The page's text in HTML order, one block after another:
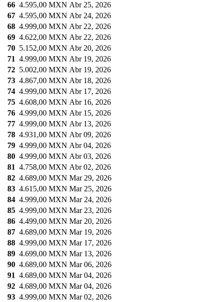
66 4.595,00 MXN Abr 25, 2026
67 4.595,00 MXN Abr 24, 2026
68 4.999,00 MXN Abr 22, 2026
69 4.622,00 MXN Abr 22, 2026
70 5.152,00 MXN Abr 20, 2026
71 4.999,00 MXN Abr 19, 2026
72 5.002,00 MXN Abr 19, 2026
73 4.867,00 MXN Abr 18, 2026
74 4.999,00 MXN Abr 17, 2026
75 4.608,00 MXN Abr 16, 2026
76 4.999,00 MXN Abr 15, 2026
77 4.999,00 MXN Abr 13, 2026
78 4.931,00 MXN Abr 09, 2026
79 4.999,00 MXN Abr 04, 2026
80 4.999,00 MXN Abr 03, 2026
81 4.758,00 MXN Abr 02, 2026
82 4.689,00 MXN Mar 29, 2026
83 4.615,00 MXN Mar 25, 2026
84 4.999,00 MXN Mar 24, 2026
85 4.999,00 MXN Mar 23, 2026
86 4.499,00 MXN Mar 20, 2026
87 4.689,00 MXN Mar 19, 2026
88 4.999,00 MXN Mar 17, 2026
89 4.699,00 MXN Mar 13, 2026
90 4.689,00 MXN Mar 06, 2026
91 4.689,00 MXN Mar 04, 2026
92 4.689,00 MXN Mar 04, 2026
93 4.999,00 MXN Mar 02, 2026